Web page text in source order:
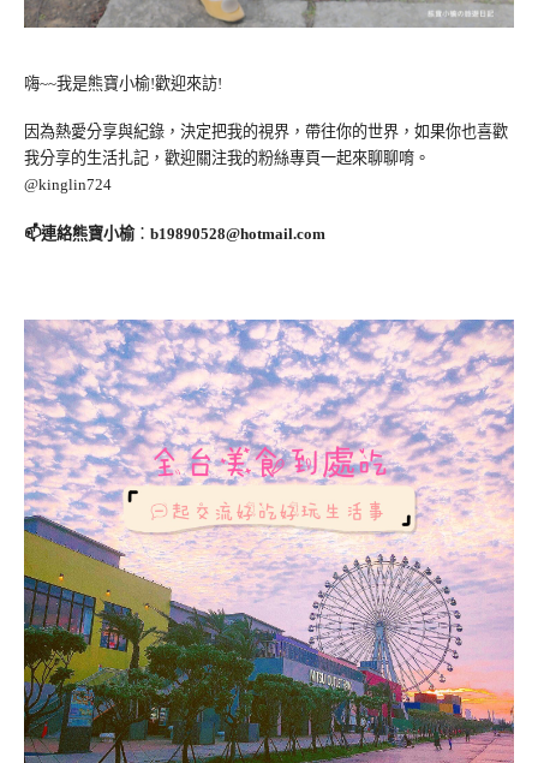
嗨~~我是熊寶小榆!歡迎來訪!
因為熱愛分享與紀錄，決定把我的視界，帶往你的世界，如果你也喜歡
我分享的生活扎記，歡迎關注我的粉絲專頁一起來聊聊唷。
@kinglin724
📫連絡熊寶小榆： b19890528@hotmail.com